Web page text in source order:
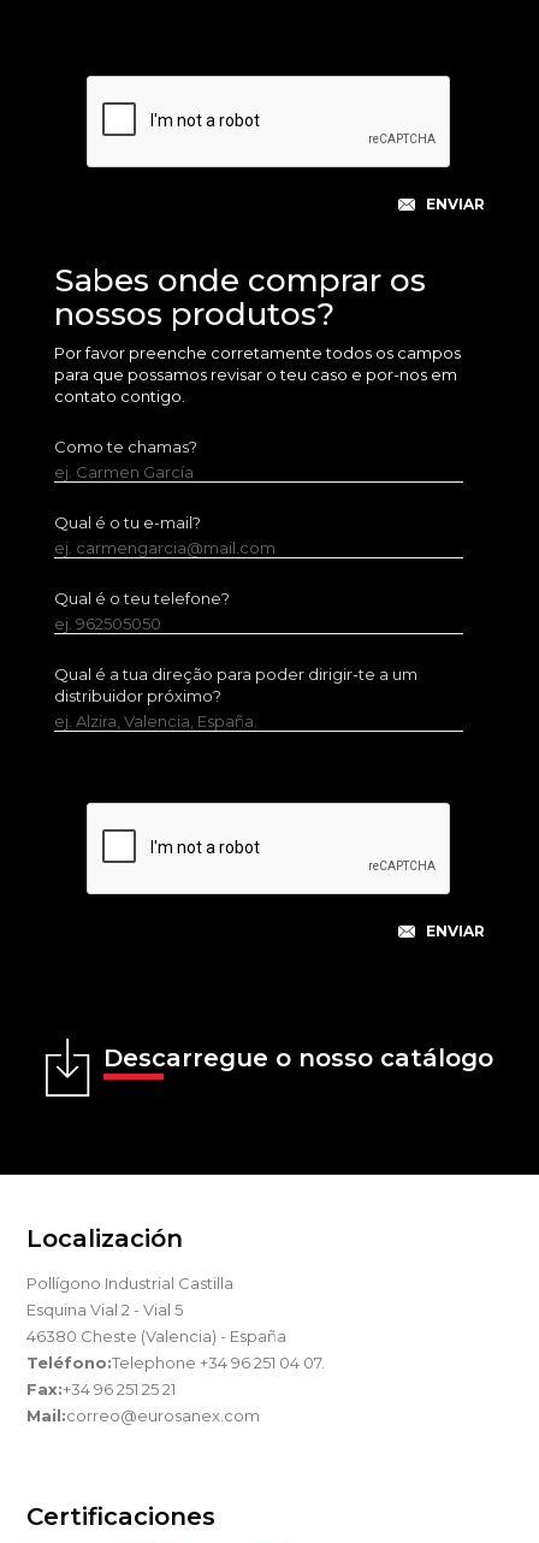
Sabes onde comprar os
nossos produtos?
Por favor preenche corretamente todos os campos
para que possamos revisar o teu caso e por-nos em
contato contigo.
Como te chamas?
ej. Carmen García
Qual é o tu e-mail?
ej. carmengarcia@mail.com
Qual é o teu telefone?
ej. 962505050
Qual é a tua direção para poder dirigir-te a um
distribuidor próximo?
ej. Alzira, Valencia, España.
Descarregue o nosso catálogo
Localización
Pollígono Industrial Castilla
Esquina Vial 2 - Vial 5
46380 Cheste (Valencia) - España
Teléfono:Telephone +34 96 251 04 07.
Fax:+34 96 251 25 21
Mail:correo@eurosanex.com
Certificaciones